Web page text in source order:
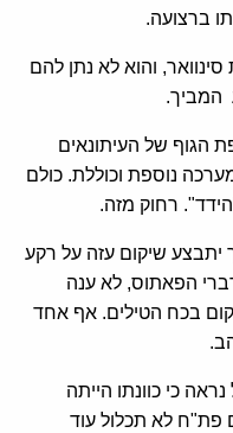
ברצועה.
והוא לא נתן להם
המביך.
הגוף של העיתונאים
נוספת וכוללת. כולם
רחוק מזה.
יתבצע שיקום עזה על רקע
הפאתוס, לא ענה
בכח הטילים. אף אחד
כי כוונתו הייתה
פת"ח לא תכלול עוד